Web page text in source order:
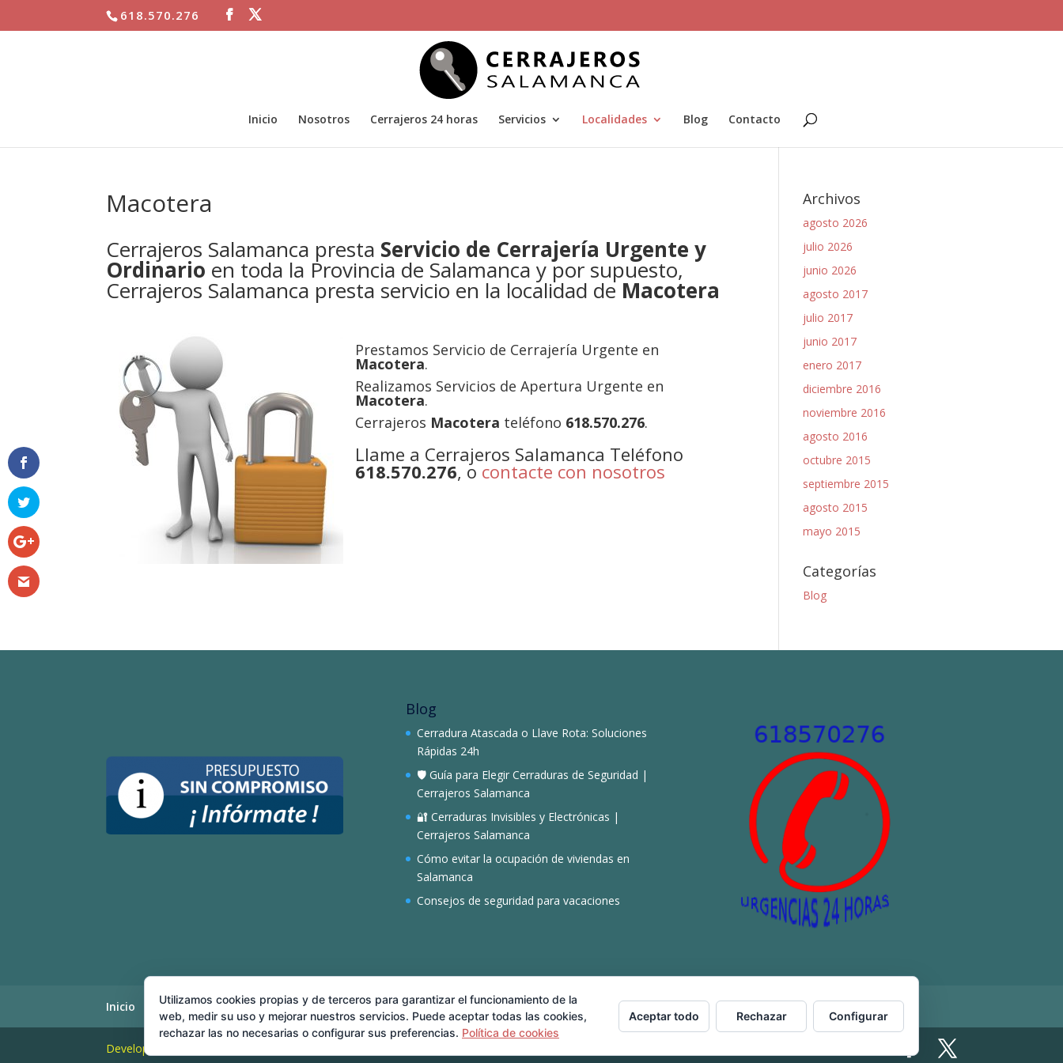
618.570.276
Inicio Nosotros Cerrajeros 24 horas Servicios Localidades Blog Contacto
Macotera
Cerrajeros Salamanca presta Servicio de Cerrajería Urgente y
Ordinario en toda la Provincia de Salamanca y por supuesto,
Cerrajeros Salamanca presta servicio en la localidad de Macotera
Prestamos Servicio de Cerrajería Urgente en
Macotera.
Realizamos Servicios de Apertura Urgente en
Macotera.
Cerrajeros Macotera teléfono 618.570.276.
Llame a Cerrajeros Salamanca Teléfono
618.570.276, o contacte con nosotros
Archivos
agosto 2026
julio 2026
junio 2026
agosto 2017
julio 2017
junio 2017
enero 2017
diciembre 2016
noviembre 2016
agosto 2016
octubre 2015
septiembre 2015
agosto 2015
mayo 2015
Categorías
Blog
Blog
Cerradura Atascada o Llave Rota: Soluciones
Rápidas 24h
🛡️ Guía para Elegir Cerraduras de Seguridad |
Cerrajeros Salamanca
🔐 Cerraduras Invisibles y Electrónicas |
Cerrajeros Salamanca
Cómo evitar la ocupación de viviendas en
Salamanca
Consejos de seguridad para vacaciones
Inicio Nosotros Cerrajeros 24 horas Servicios Localidades Blog Contacto
Developed and Hosting
Utilizamos cookies propias y de terceros para garantizar el funcionamiento de la
web, medir su uso y mejorar nuestros servicios. Puede aceptar todas las cookies,
rechazar las no necesarias o configurar sus preferencias. Política de cookies
Aceptar todo Rechazar Configurar